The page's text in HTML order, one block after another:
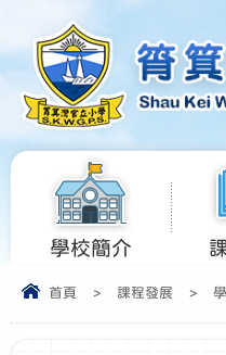
學校簡介
首頁 > 課程發展 >